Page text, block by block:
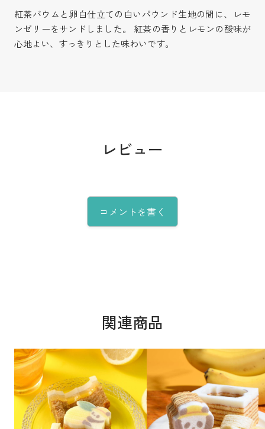
紅茶バウムと卵白仕立ての白いパウンド生地の間に、レモ
ンゼリーをサンドしました。 紅茶の香りとレモンの酸味が
心地よい、すっきりとした味わいです。
レビュー
コメントを書く
関連商品